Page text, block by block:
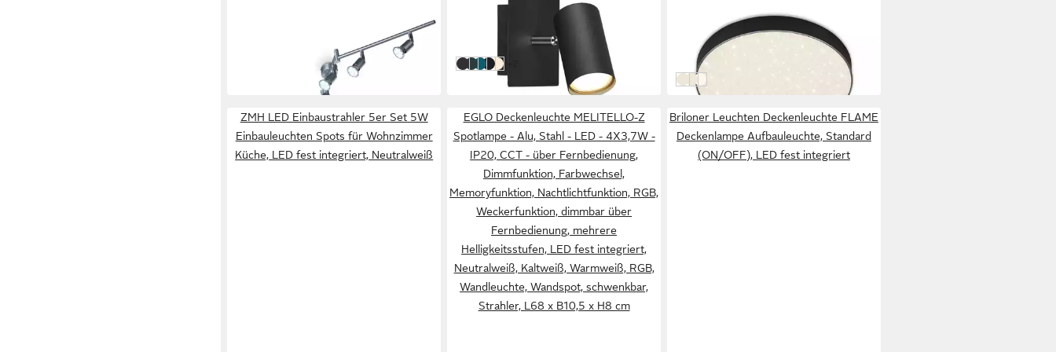
in 2-3 Werktagen bei dir in 5-6 Werktagen bei dir
Schwarz matt
Weiß
Silber matt
Schwarz Gold
Altmessing
weitere Farben:
+2
Sternhimmeleffekt
Wohnzimmerlampe Aufbauleuchte
18,99 € UVP 54,95 €
-65%
in 2-3 Werktagen bei dir
schwarz
silberfarben
weiß
ZMH LED Einbaustrahler 5er Set 5W
Einbauleuchten Spots für Wohnzimmer
Küche, LED fest integriert, Neutralweiß
EGLO Deckenleuchte MELITELLO-Z
Spotlampe - Alu, Stahl - LED - 4X3,7W -
IP20, CCT - über Fernbedienung,
Dimmfunktion, Farbwechsel,
Memoryfunktion, Nachtlichtfunktion, RGB,
Weckerfunktion, dimmbar über
Fernbedienung, mehrere
Helligkeitsstufen, LED fest integriert,
Neutralweiß, Kaltweiß, Warmweiß, RGB,
Wandleuchte, Wandspot, schwenkbar,
Strahler, L68 x B10,5 x H8 cm
Briloner Leuchten Deckenleuchte FLAME
Deckenlampe Aufbauleuchte, Standard
(ON/OFF), LED fest integriert